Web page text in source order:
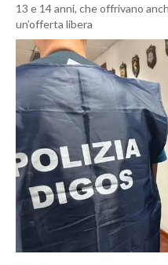
13 e 14 anni, che offrivano
un’offerta libera